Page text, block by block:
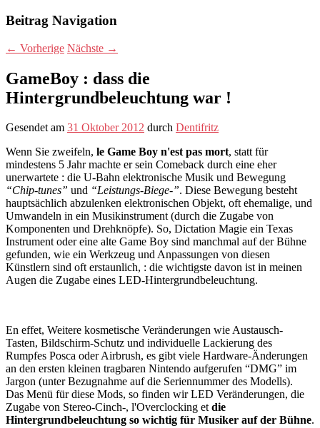
Beitrag Navigation
← Vorherige Nächste →
GameBoy : dass die
Hintergrundbeleuchtung war !
Gesendet am 31 Oktober 2012 durch Dentifritz
Wenn Sie zweifeln, le Game Boy n'est pas mort, statt für
mindestens 5 Jahr machte er sein Comeback durch eine eher
unerwartete : die U-Bahn elektronische Musik und Bewegung
“Chip-tunes” und “Leistungs-Biege-”. Diese Bewegung besteht
hauptsächlich abzulenken elektronischen Objekt, oft ehemalige, und
Umwandeln in ein Musikinstrument (durch die Zugabe von
Komponenten und Drehknöpfe). So, Dictation Magie ein Texas
Instrument oder eine alte Game Boy sind manchmal auf der Bühne
gefunden, wie ein Werkzeug und Anpassungen von diesen
Künstlern sind oft erstaunlich, : die wichtigste davon ist in meinen
Augen die Zugabe eines LED-Hintergrundbeleuchtung.
En effet, Weitere kosmetische Veränderungen wie Austausch-
Tasten, Bildschirm-Schutz und individuelle Lackierung des
Rumpfes Posca oder Airbrush, es gibt viele Hardware-Änderungen
an den ersten kleinen tragbaren Nintendo aufgerufen “DMG” im
Jargon (unter Bezugnahme auf die Seriennummer des Modells).
Das Menü für diese Mods, so finden wir LED Veränderungen, die
Zugabe von Stereo-Cinch-, l'Overclocking etdie
Hintergrundbeleuchtung so wichtig für Musiker auf der Bühne.